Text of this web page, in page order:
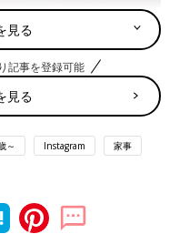
見る
記事を登録可能
見る
～ Instagram 家事